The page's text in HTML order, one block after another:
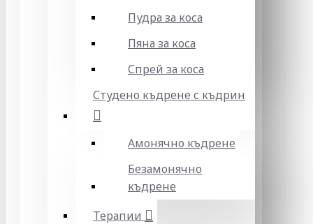
Пудра за коса
Пяна за коса
Спрей за коса
Студено къдрене с къдрин
Амонячно къдрене
Безамонячно
къдрене
Терапии